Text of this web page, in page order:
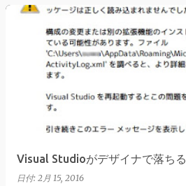
Visual Studioがデザイナで落ちる
日付: 2月 15, 2016